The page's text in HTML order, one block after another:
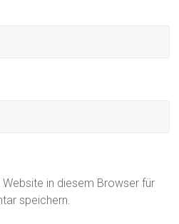
in diesem Browser für
speichern.